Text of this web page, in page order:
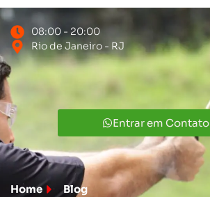
08:00 - 20:00
Rio de Janeiro - RJ
Entrar em Contato
Home Blog